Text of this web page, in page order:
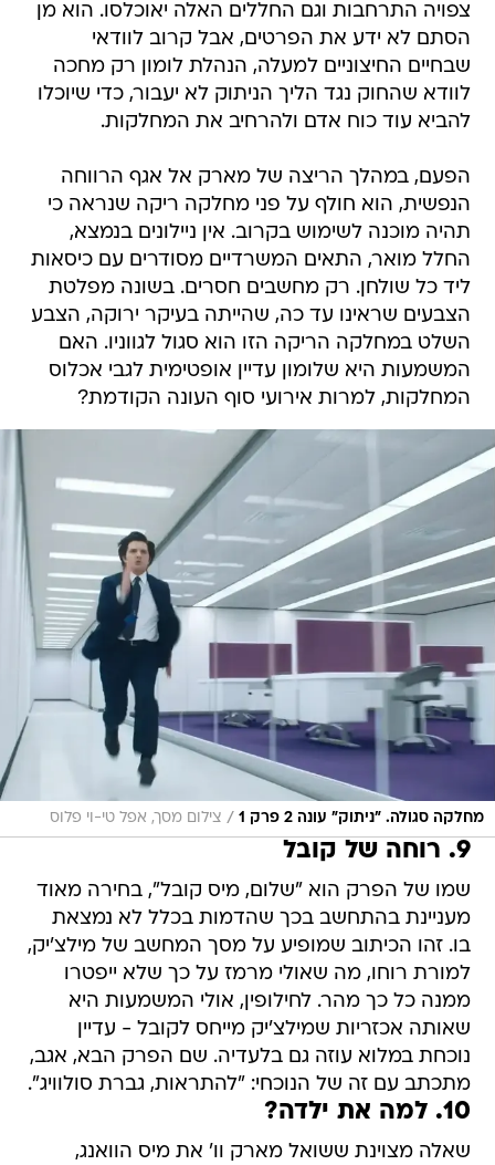
צפויה התרחבות וגם החללים האלה יאוכלסו. הוא מן
הסתם לא ידע את הפרטים, אבל קרוב לוודאי
שבחיים החיצוניים למעלה, הנהלת לומון רק מחכה
לוודא שהחוק נגד הליך הניתוק לא יעבור, כדי שיוכלו
להביא עוד כוח אדם ולהרחיב את המחלקות.
הפעם, במהלך הריצה של מארק אל אגף הרווחה
הנפשית, הוא חולף על פני מחלקה ריקה שנראה כי
תהיה מוכנה לשימוש בקרוב. אין ניילונים בנמצא,
החלל מואר, התאים המשרדיים מסודרים עם כיסאות
ליד כל שולחן. רק מחשבים חסרים. בשונה מפלטת
הצבעים שראינו עד כה, שהייתה בעיקר ירוקה, הצבע
השלט במחלקה הריקה הזו הוא סגול לגווניו. האם
המשמעות היא שלומון עדיין אופטימית לגבי אכלוס
המחלקות, למרות אירועי סוף העונה הקודמת?
מחלקה סגולה. "ניתוק" עונה 2 פרק 1 / צילום מסך, אפל טי-וי פלוס
9. רוחה של קובל
שמו של הפרק הוא "שלום, מיס קובל", בחירה מאוד
מעניינת בהתחשב בכך שהדמות בכלל לא נמצאת
בו. זהו הכיתוב שמופיע על מסך המחשב של מילצ'יק,
למורת רוחו, מה שאולי מרמז על כך שלא ייפטרו
ממנה כל כך מהר. לחילופין, אולי המשמעות היא
שאותה אכזריות שמילצ'יק מייחס לקובל - עדיין
נוכחת במלוא עוזה גם בלעדיה. שם הפרק הבא, אגב,
מתכתב עם זה של הנוכחי: "להתראות, גברת סולוויג".
10. למה את ילדה?
שאלה מצוינת ששואל מארק וו' את מיס הוואנג,